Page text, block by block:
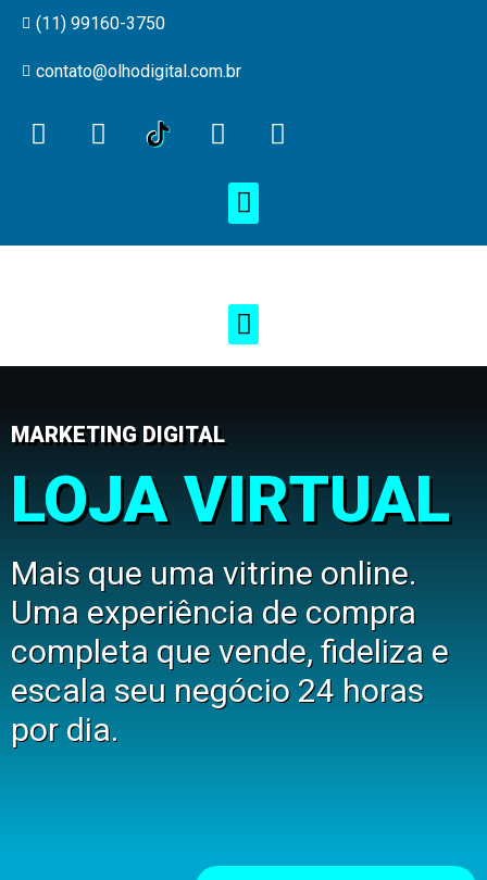
(11) 99160-3750
contato@olhodigital.com.br
MARKETING DIGITAL
LOJA VIRTUAL
Mais que uma vitrine online.
Uma experiência de compra
completa que vende, fideliza e
escala seu negócio 24 horas
por dia.